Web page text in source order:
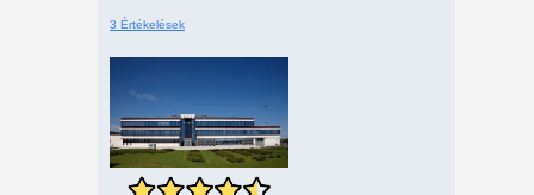
3 Értékelések